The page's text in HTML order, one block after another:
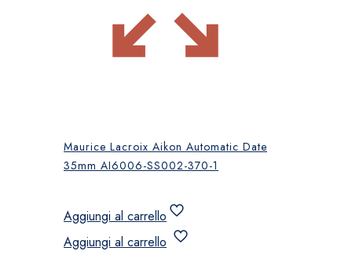
Maurice Lacroix Aikon Automatic Date
35mm AI6006-SS002-370-1
Aggiungi al carrello
Aggiungi al carrello